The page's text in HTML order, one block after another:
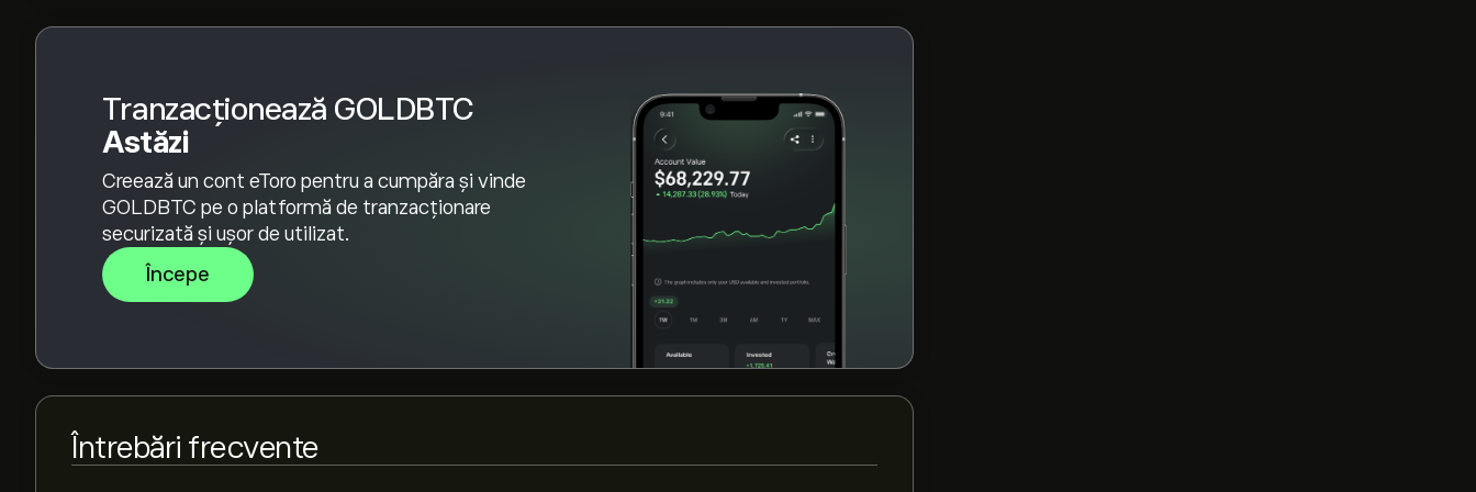
Tranzacționează GOLDBTC
Astăzi
Creează un cont eToro pentru a cumpăra și vinde
GOLDBTC pe o platformă de tranzacționare
securizată și ușor de utilizat.
Începe
Întrebări frecvente
„Tranzacționează” și decide cât GOLDBTC vrei să cumperi. De asemenea, poți plasa un
ordin care va cumpăra GOLDBTC la un anumit preț în viitor.